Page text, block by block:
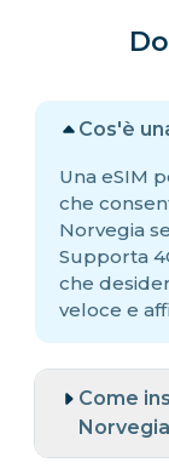
Cos'è
Una eSIM
che
Norvegia
Supporta
che
veloce e
Come